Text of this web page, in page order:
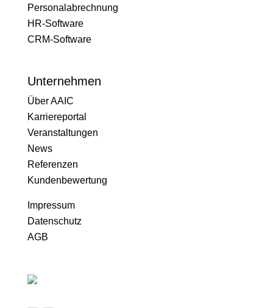
Personalabrechnung
HR-Software
CRM-Software
Unternehmen
Über AAIC
Karriereportal
Veranstaltungen
News
Referenzen
Kundenbewertung
Impressum
Datenschutz
AGB